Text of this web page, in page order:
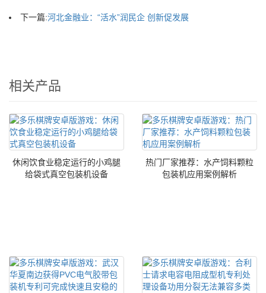
下一篇:河北金融业：“活水”润民企 创新促发展
相关产品
休闲饮食业稳定运行的小鸡腿
给袋式真空包装机设备
热门厂家推荐：水产饲料颗粒
包装机应用案例解析